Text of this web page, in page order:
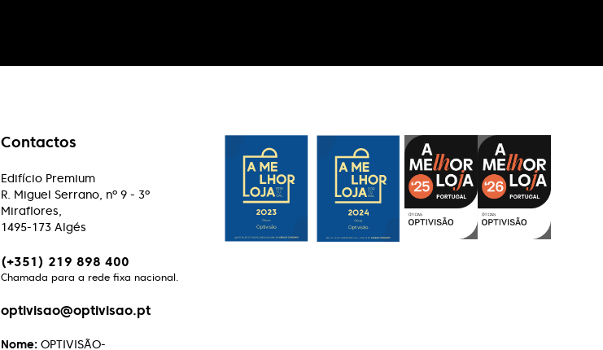
Contactos
Edifício Premium
R. Miguel Serrano, nº 9 - 3º
Miraflores,
1495-173 Algés
(+351) 219 898 400
Chamada para a rede fixa nacional.
optivisao@optivisao.pt
Nome: OPTIVISÃO-